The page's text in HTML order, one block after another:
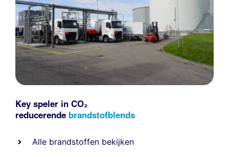
Key speler in CO₂
reducerende brandstofblends
Alle brandstoffen bekijken